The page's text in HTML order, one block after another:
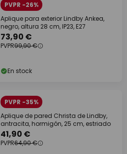
PVPR -26%
Aplique para exterior Lindby Ankea,
negro, altura 28 cm, IP23, E27
73,90 €
PVPR99,90 €
En stock
PVPR -35%
Aplique de pared Christa de Lindby,
antracita, hormigón, 25 cm, estriado
41,90 €
PVPR64,90 €